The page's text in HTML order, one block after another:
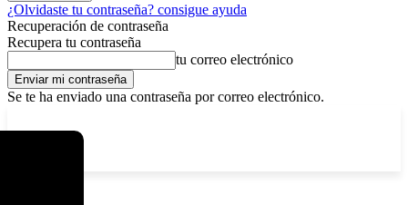
¿Olvidaste tu contraseña? consigue ayuda
Recuperación de contraseña
Recupera tu contraseña
tu correo electrónico
Se te ha enviado una contraseña por correo electrónico.